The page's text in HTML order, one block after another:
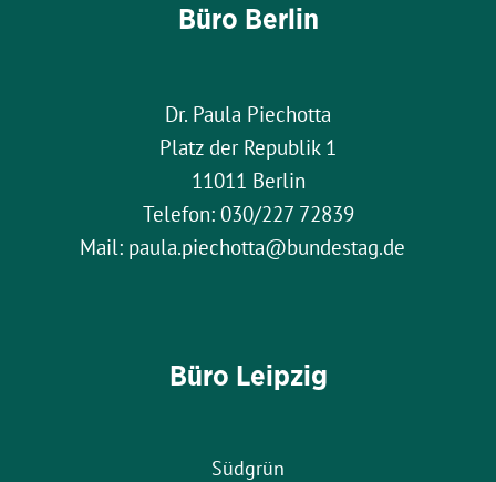
Büro Berlin
Dr. Paula Piechotta
Platz der Republik 1
11011 Berlin
Telefon: 030/227 72839
Mail: paula.piechotta@bundestag.de
Büro Leipzig
Südgrün